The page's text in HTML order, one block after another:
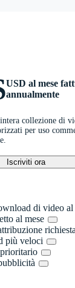
USD al mese
annualmente
collezione di
per uso
Iscriviti ora
di video al
al mese
richiesta
più veloci